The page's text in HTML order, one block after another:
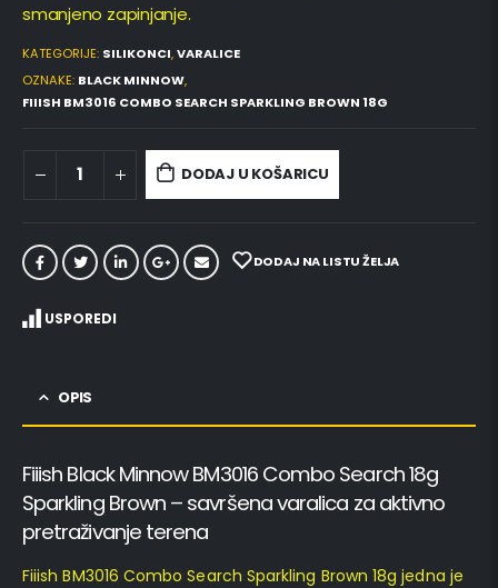
smanjeno zapinjanje.
KATEGORIJE: SILIKONCI,VARALICE
OZNAKE: BLACK MINNOW,
FIIISH BM3016 COMBO SEARCH SPARKLING BROWN 18G
DODAJ U KOŠARICU
DODAJ NA LISTU ŽELJA
USPOREDI
OPIS
Fiiish Black Minnow BM3016 Combo Search 18g
Sparkling Brown – savršena varalica za aktivno
pretraživanje terena
Fiiish BM3016 Combo Search Sparkling Brown 18g jedna je